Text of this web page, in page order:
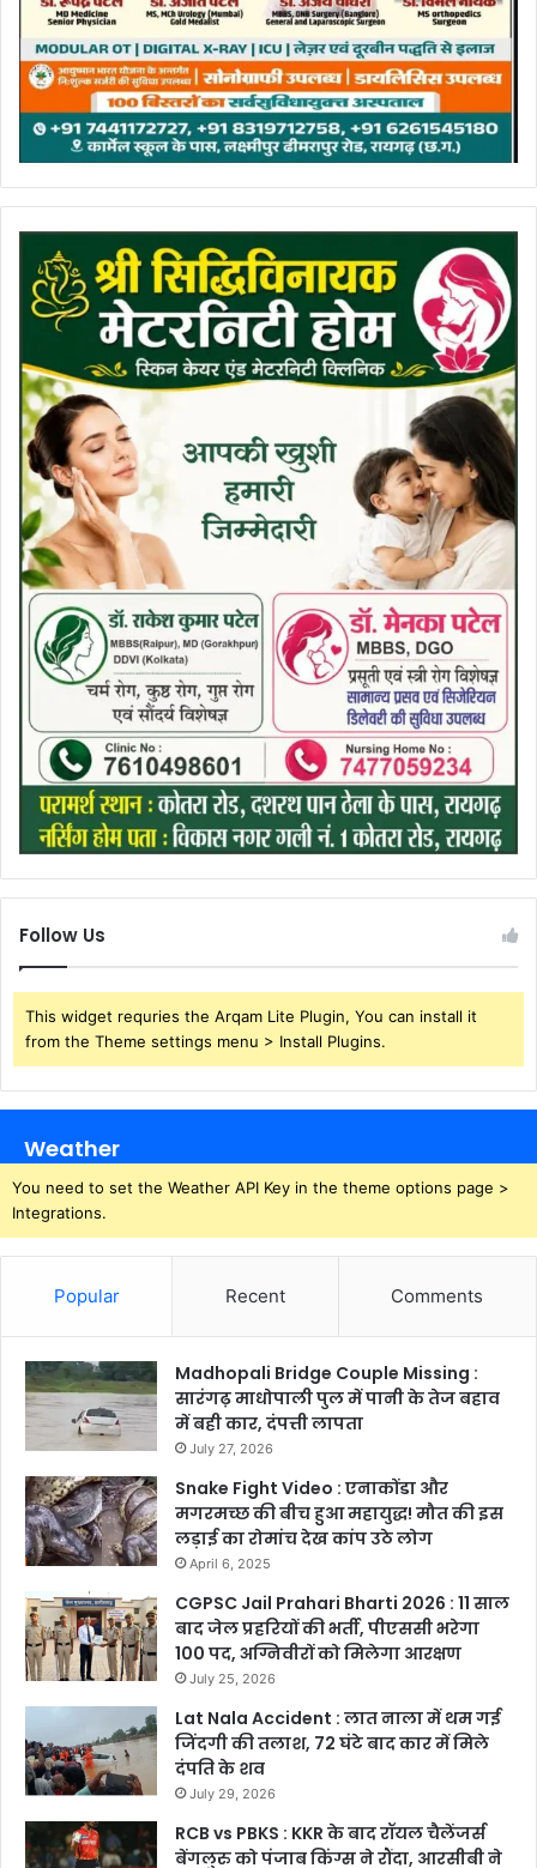
Follow Us
This widget requries the Arqam Lite Plugin, You can install it
from the Theme settings menu > Install Plugins.
Weather
You need to set the Weather API Key in the theme options page >
Integrations.
Popular Recent Comments
Madhopali Bridge Couple Missing :
सारंगढ़ माधोपाली पुल में पानी के तेज बहाव
में बही कार, दंपत्ती लापता
July 27, 2026
Snake Fight Video : एनाकोंडा और
मगरमच्छ की बीच हुआ महायुद्ध! मौत की इस
लड़ाई का रोमांच देख कांप उठे लोग
April 6, 2025
CGPSC Jail Prahari Bharti 2026 : 11 साल
बाद जेल प्रहरियों की भर्ती, पीएससी भरेगा
100 पद, अग्निवीरों को मिलेगा आरक्षण
July 25, 2026
Lat Nala Accident : लात नाला में थम गई
जिंदगी की तलाश, 72 घंटे बाद कार में मिले
दंपति के शव
July 29, 2026
RCB vs PBKS : KKR के बाद रॉयल चैलेंजर्स
बेंगलुरु को पंजाब किंग्स ने रौंदा, आरसीबी ने